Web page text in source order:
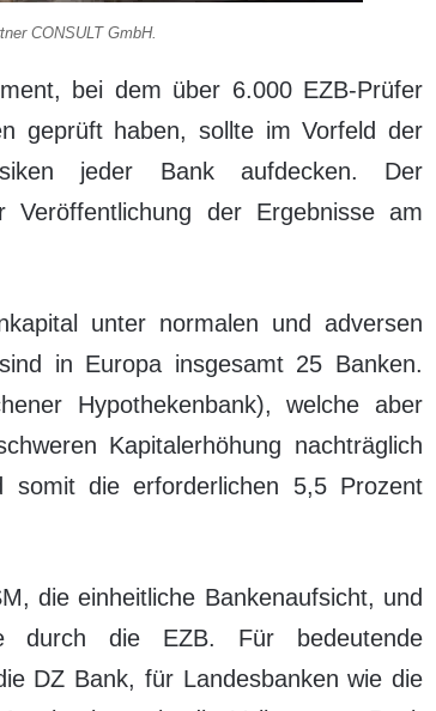
CONSULT GmbH.
bei dem über 6.000 EZB-Prüfer
geprüft haben, sollte im Vorfeld der
jeder Bank aufdecken. Der
der Ergebnisse am
unter normalen und adversen
in Europa insgesamt 25 Banken.
Hypothekenbank), welche aber
Kapitalerhöhung nachträglich
somit die erforderlichen 5,5 Prozent
die einheitliche Bankenaufsicht, und
durch die EZB. Für bedeutende
DZ Bank, für Landesbanken wie die